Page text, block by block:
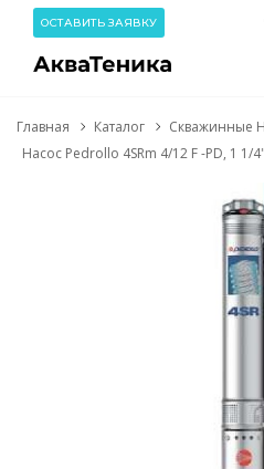
ОСТАВИТЬ ЗАЯВКУ
Главная Каталог
Скважинные
Насос Pedrollo 4SRm 4/12 F -PD, 1 1/